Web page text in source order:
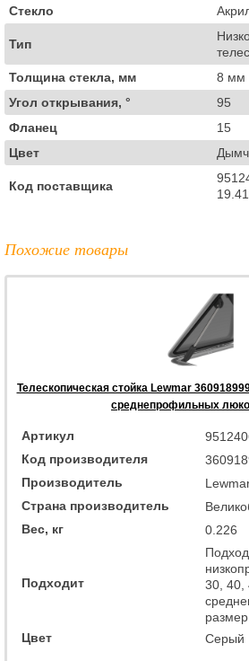
Стекло
Тип
Толщина стекла, мм
8 мм
Угол открывания, °
95
Фланец
15
Цвет
Код поставщика
Похожие товары
Телескопическая стойка Lewmar
среднепрофильных
Артикул
Код производителя
Производитель
Страна производитель
Вес, кг
0.226
Подходит
30, 40,
Цвет
Серый